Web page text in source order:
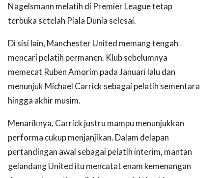
Nagelsmann melatih di Premier League tetap
terbuka setelah Piala Dunia selesai.
Di sisi lain, Manchester United memang tengah
mencari pelatih permanen. Klub sebelumnya
memecat Ruben Amorim pada Januari lalu dan
menunjuk Michael Carrick sebagai pelatih sementara
hingga akhir musim.
Menariknya, Carrick justru mampu menunjukkan
performa cukup menjanjikan. Dalam delapan
pertandingan awal sebagai pelatih interim, mantan
gelandang United itu mencatat enam kemenangan